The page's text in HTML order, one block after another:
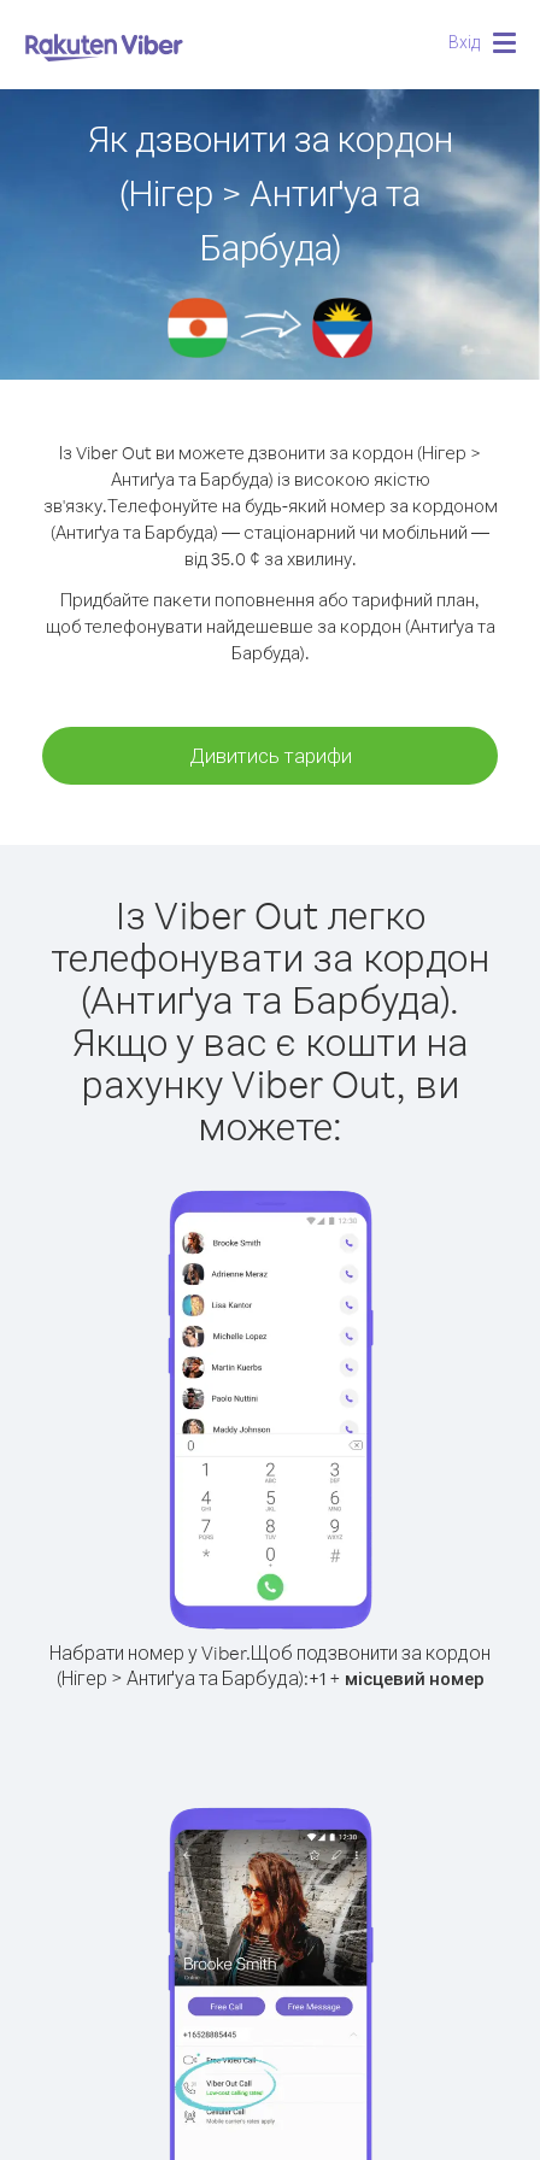
Вхід
Як дзвонити за кордон
(Нігер > Антиґуа та
Барбуда)
Із Viber Out ви можете дзвонити за кордон (Нігер >
Антиґуа та Барбуда) із високою якістю
зв'язку.Телефонуйте на будь-який номер за кордоном
(Антиґуа та Барбуда) — стаціонарний чи мобільний —
від 35.0 ¢ за хвилину.
Придбайте пакети поповнення або тарифний план,
щоб телефонувати найдешевше за кордон (Антиґуа та
Барбуда).
Дивитись тарифи
Із Viber Out легко
телефонувати за кордон
(Антиґуа та Барбуда).
Якщо у вас є кошти на
рахунку Viber Out, ви
можете:
Набрати номер у Viber.Щоб подзвонити за кордон
(Нігер > Антиґуа та Барбуда):+1+ місцевий номер